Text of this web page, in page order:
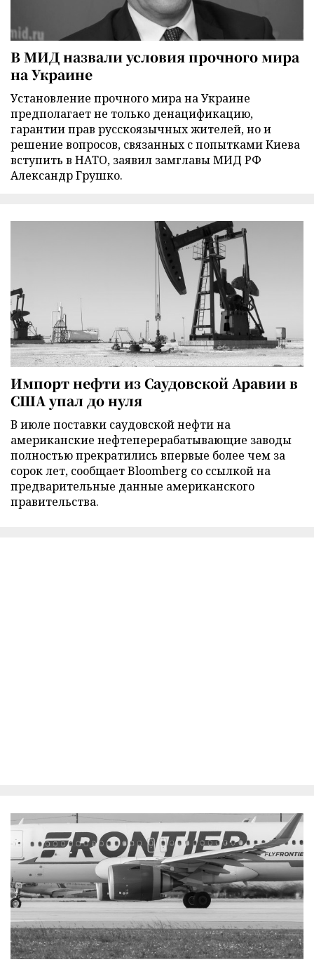
В МИД назвали условия прочного мира
на Украине
Установление прочного мира на Украине
предполагает не только денацификацию,
гарантии прав русскоязычных жителей, но и
решение вопросов, связанных с попытками Киева
вступить в НАТО, заявил замглавы МИД РФ
Александр Грушко.
Импорт нефти из Саудовской Аравии в
США упал до нуля
В июле поставки саудовской нефти на
американские нефтеперерабатывающие заводы
полностью прекратились впервые более чем за
сорок лет, сообщает Bloomberg со ссылкой на
предварительные данные американского
правительства.